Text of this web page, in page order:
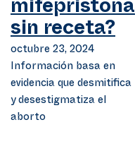
mifepristona
sin receta?
octubre 23, 2024
Información basa en
evidencia que desmitifica
y desestigmatiza el
aborto